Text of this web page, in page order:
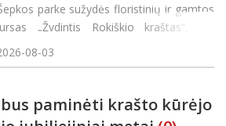
parke sužydės floristinių ir gamtos
„Žydintis Rokiškio kraštas“. Šio
pasigrožėti gamtos dovano
08-03
paminėti krašto kūrėjo